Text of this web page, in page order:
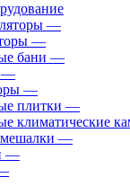
—
—
бани —
—
—
плитки —
климатические
—
—